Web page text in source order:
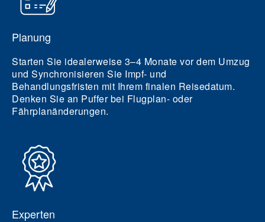
Planung
Starten Sie idealerweise 3–4 Monate vor dem Umzug
und Synchronisieren Sie Impf- und
Behandlungsfristen mit Ihrem finalen Reisedatum.
Denken Sie an Puffer bei Flugplan- oder
Fährplanänderungen.
Experten